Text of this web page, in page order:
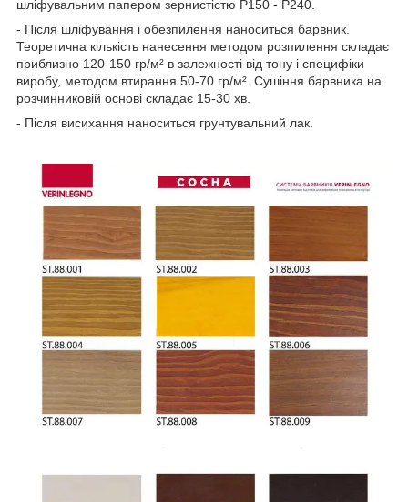
шліфувальним папером зернистістю Р150 - Р240.
- Після шліфування і обезпилення наноситься барвник.
Теоретична кількість нанесення методом розпилення складає
приблизно 120-150 гр/м² в залежності від тону і специфіки
виробу, методом втирання 50-70 гр/м². Сушіння барвника на
розчинниковій основі складає 15-30 хв.
- Після висихання наноситься грунтувальний лак.